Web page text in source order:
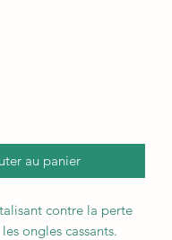
au panier
contre la perte
ongles cassants.